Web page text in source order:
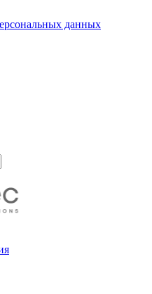
данных